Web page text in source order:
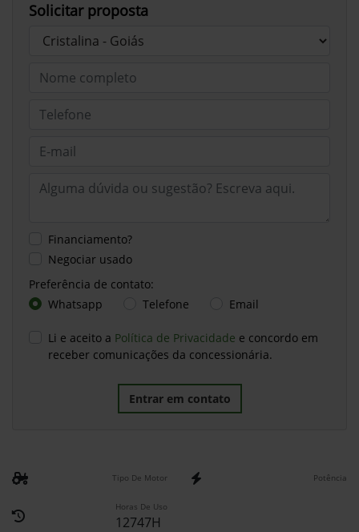
Solicitar proposta
Financiamento?
Negociar usado
Preferência de contato:
Whatsapp
Telefone Email
Li e aceito a Política de Privacidade e concordo em
receber comunicações da concessionária.
Entrar em contato
Tipo De Motor Potência
Horas De Uso
12747H